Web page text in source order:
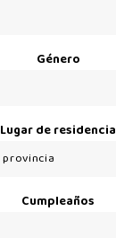
Género
Lugar de residencia
Cumpleaños